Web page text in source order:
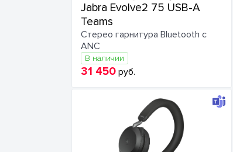
Jabra Evolve2 75 USB-A
Teams
Стерео гарнитура Bluetooth с
ANC
В наличии
31 450 руб.